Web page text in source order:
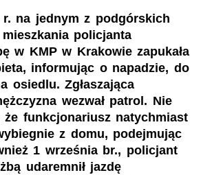
r. na jednym z podgórskich
policjanta
w KMP w Krakowie zapukała
informując o napadzie, do
osiedlu. Zgłaszająca
wezwał patrol. Nie
że funkcjonariusz natychmiast
z domu, podejmując
1 września br., policjant
udaremnił jazdę